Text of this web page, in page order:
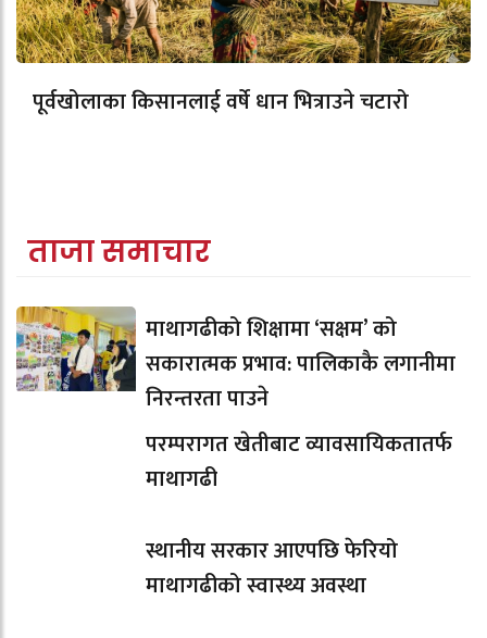
पूर्वखोलाका किसानलाई वर्षे धान भित्राउने चटारो
ताजा समाचार
माथागढीको शिक्षामा ‘सक्षम’ को
सकारात्मक प्रभाव: पालिकाकै लगानीमा
निरन्तरता पाउने
परम्परागत खेतीबाट व्यावसायिकतातर्फ
माथागढी
स्थानीय सरकार आएपछि फेरियो
माथागढीको स्वास्थ्य अवस्था